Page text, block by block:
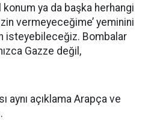
ya da başka herhangi
vermeyeceğime’ yeminini
isteyebileceğiz. Bombalar
Gazze değil,
aynı açıklama Arapça ve